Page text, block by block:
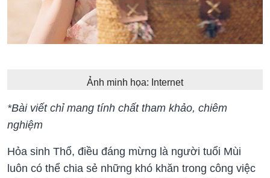
Ảnh minh họa: Internet
*Bài viết chỉ mang tính chất tham khảo, chiêm
nghiệm
Hỏa sinh Thổ, điều đáng mừng là người tuổi Mùi
luôn có thể chia sẻ những khó khăn trong công việc